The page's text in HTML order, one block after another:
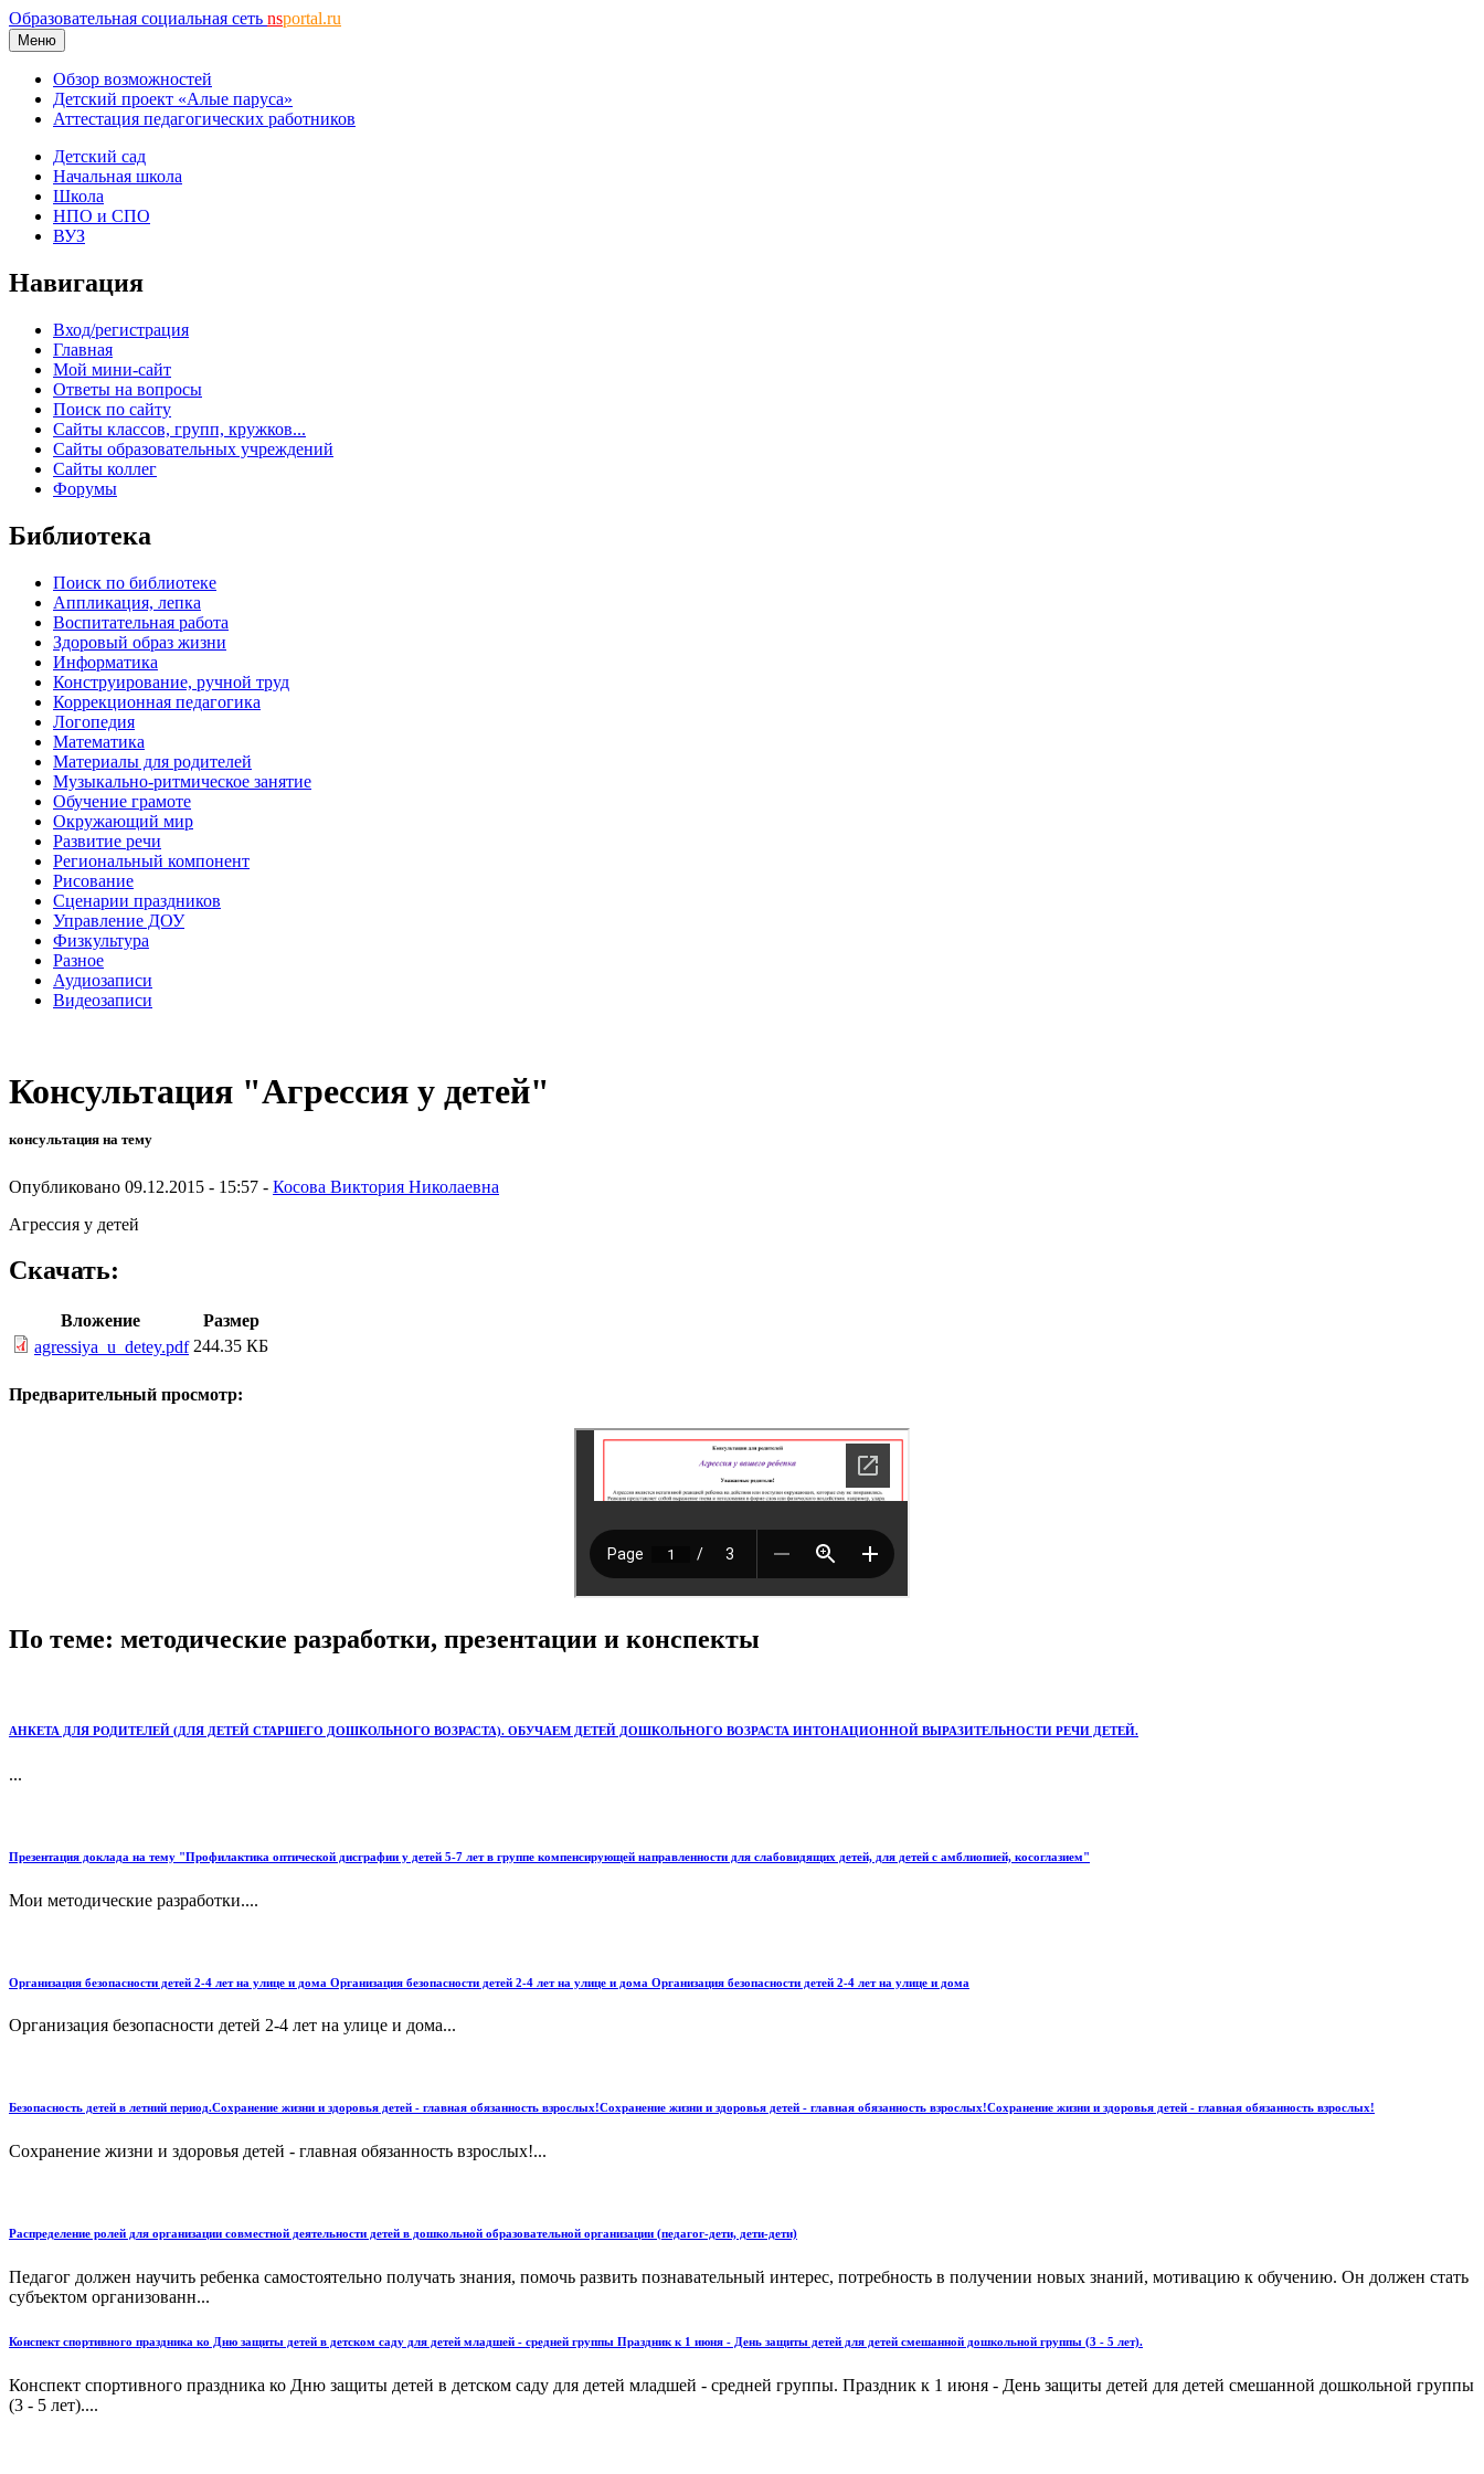
Образовательная социальная сеть nsportal.ru
Меню
Обзор возможностей
Детский проект «Алые паруса»
Аттестация педагогических работников
Детский сад
Начальная школа
Школа
НПО и СПО
ВУЗ
Навигация
Вход/регистрация
Главная
Мой мини-сайт
Ответы на вопросы
Поиск по сайту
Сайты классов, групп, кружков...
Сайты образовательных учреждений
Сайты коллег
Форумы
Библиотека
Поиск по библиотеке
Аппликация, лепка
Воспитательная работа
Здоровый образ жизни
Информатика
Конструирование, ручной труд
Коррекционная педагогика
Логопедия
Математика
Материалы для родителей
Музыкально-ритмическое занятие
Обучение грамоте
Окружающий мир
Развитие речи
Региональный компонент
Рисование
Сценарии праздников
Управление ДОУ
Физкультура
Разное
Аудиозаписи
Видеозаписи
Консультация "Агрессия у детей"
консультация на тему
Опубликовано 09.12.2015 - 15:57 - Косова Виктория Николаевна
Агрессия у детей
Скачать:
Вложение
Размер
agressiya_u_detey.pdf 244.35 КБ
Предварительный просмотр:
По теме: методические разработки, презентации и конспекты
АНКЕТА ДЛЯ РОДИТЕЛЕЙ (ДЛЯ ДЕТЕЙ СТАРШЕГО ДОШКОЛЬНОГО ВОЗРАСТА). ОБУЧАЕМ ДЕТЕЙ ДОШКОЛЬНОГО ВОЗРАСТА ИНТОНАЦИОННОЙ ВЫРАЗИТЕЛЬНОСТИ РЕЧИ ДЕТЕЙ.
...
Презентация доклада на тему "Профилактика оптической дисграфии у детей 5-7 лет в группе компенсирующей направленности для слабовидящих детей, для детей с амблиопией, косоглазием"
Мои методические разработки....
Организация безопасности детей 2-4 лет на улице и дома Организация безопасности детей 2-4 лет на улице и дома Организация безопасности детей 2-4 лет на улице и дома
Организация безопасности детей 2-4 лет на улице и дома...
Безопасность детей в летний период.Сохранение жизни и здоровья детей - главная обязанность взрослых!Сохранение жизни и здоровья детей - главная обязанность взрослых!Сохранение жизни и здоровья детей - главная обязанность взрослых!
Сохранение жизни и здоровья детей - главная обязанность взрослых!...
Распределение ролей для организации совместной деятельности детей в дошкольной образовательной организации (педагог-дети, дети-дети)
Педагог должен научить ребенка самостоятельно получать знания, помочь развить познавательный интерес, потребность в получении новых знаний, мотивацию к обучению. Он должен стать
субъектом организованн...
Конспект спортивного праздника ко Дню защиты детей в детском саду для детей младшей - средней группы Праздник к 1 июня - День защиты детей для детей смешанной дошкольной группы (3 - 5 лет).
Конспект спортивного праздника ко Дню защиты детей в детском саду для детей младшей - средней группы. Праздник к 1 июня - День защиты детей для детей смешанной дошкольной группы
(3 - 5 лет)....